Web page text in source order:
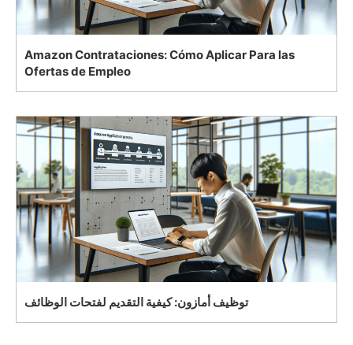
Amazon Contrataciones: Cómo Aplicar Para las
Ofertas de Empleo
توظيف أمازون: كيفية التقديم لفتحات الوظائف